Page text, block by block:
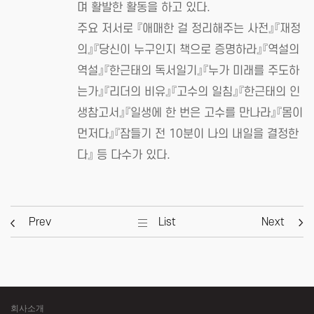
며 활발한 활동을 하고 있다.
주요 저서로 『애매한 걸 정리해주는 사전』『재정
의』『당신이 누구인지 책으로 증명하라』『역설의
역설』『한근태의 독서일기』『누가 미래를 주도하
는가』『리더의 비유』『고수의 일침』『한근태의 인
생참고서』『일생에 한 번은 고수를 만나라』『몸이
먼저다』『잠들기 전 10분이 나의 내일을 결정한
다』 등 다수가 있다.
Prev List Next
회사소개